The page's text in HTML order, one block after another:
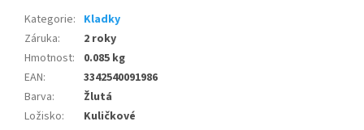
Kategorie: Kladky
Záruka:
2 roky
Hmotnost:
0.085 kg
EAN:
3342540091986
Barva:
Žlutá
Ložisko: Kuličkové